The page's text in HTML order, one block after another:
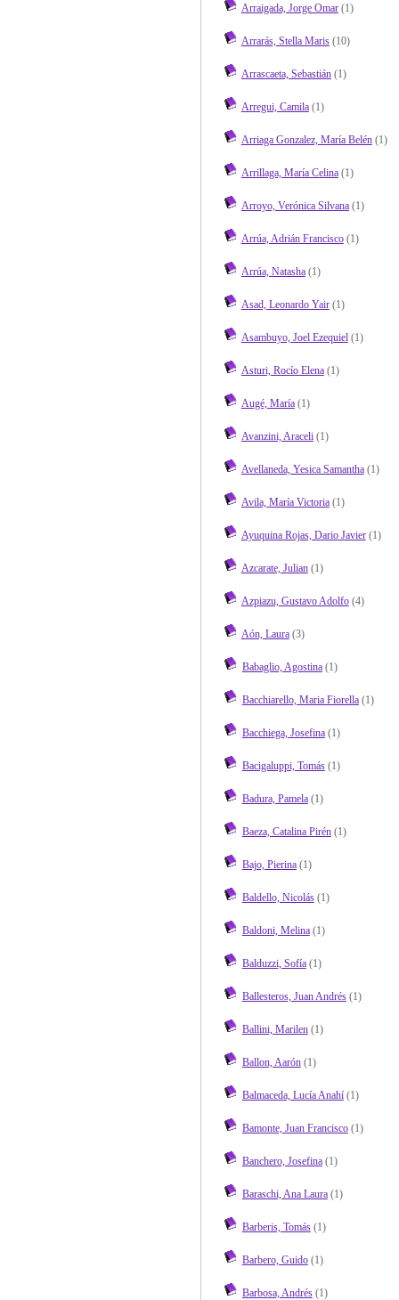
Arraigada, Jorge Omar(1)
Arrarás, Stella Maris(10)
Arrascaeta, Sebastián(1)
Arregui, Camila(1)
Arriaga Gonzalez, María Belén(1)
Arrillaga, María Celina(1)
Arroyo, Verónica Silvana(1)
Arrúa, Adrián Francisco(1)
Arrúa, Natasha(1)
Asad, Leonardo Yair(1)
Asambuyo, Joel Ezequiel(1)
Asturi, Rocío Elena(1)
Augé, María(1)
Avanzini, Araceli(1)
Avellaneda, Yesica Samantha(1)
Avila, María Victoria(1)
Ayuquina Rojas, Dario Javier(1)
Azcarate, Julian(1)
Azpiazu, Gustavo Adolfo(4)
Aón, Laura(3)
Babaglio, Agostina(1)
Bacchiarello, Maria Fiorella(1)
Bacchiega, Josefina(1)
Bacigaluppi, Tomás(1)
Badura, Pamela(1)
Baeza, Catalina Pirén(1)
Bajo, Pierina(1)
Baldello, Nicolás(1)
Baldoni, Melina(1)
Balduzzi, Sofía(1)
Ballesteros, Juan Andrés(1)
Ballini, Marilen(1)
Ballon, Aarón(1)
Balmaceda, Lucía Anahí(1)
Bamonte, Juan Francisco(1)
Banchero, Josefina(1)
Baraschi, Ana Laura(1)
Barberis, Tomás(1)
Barbero, Guido(1)
Barbosa, Andrés(1)